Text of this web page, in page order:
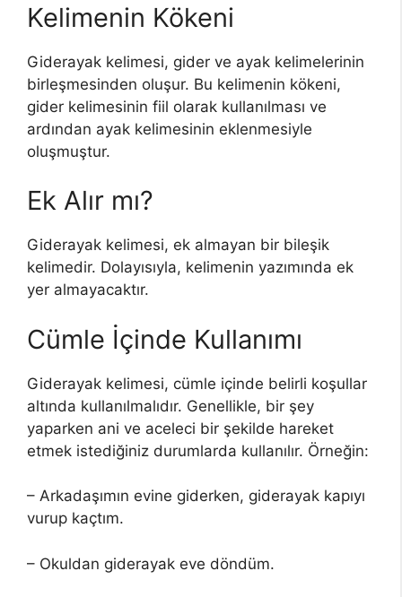
Kelimenin Kökeni
Giderayak kelimesi, gider ve ayak kelimelerinin
birleşmesinden oluşur. Bu kelimenin kökeni,
gider kelimesinin fiil olarak kullanılması ve
ardından ayak kelimesinin eklenmesiyle
oluşmuştur.
Ek Alır mı?
Giderayak kelimesi, ek almayan bir bileşik
kelimedir. Dolayısıyla, kelimenin yazımında ek
yer almayacaktır.
Cümle İçinde Kullanımı
Giderayak kelimesi, cümle içinde belirli koşullar
altında kullanılmalıdır. Genellikle, bir şey
yaparken ani ve aceleci bir şekilde hareket
etmek istediğiniz durumlarda kullanılır. Örneğin:
– Arkadaşımın evine giderken, giderayak kapıyı
vurup kaçtım.
– Okuldan giderayak eve döndüm.